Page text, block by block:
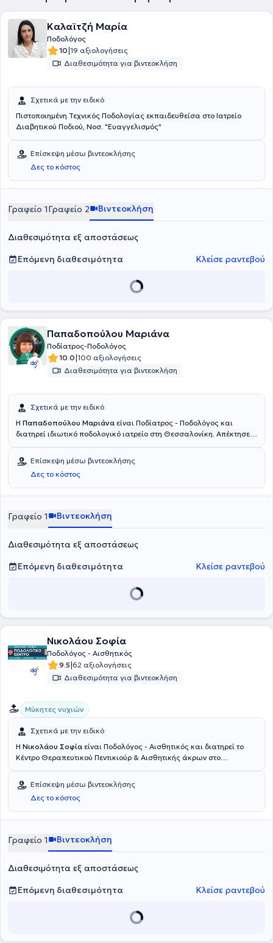
Καλαϊτζή Μαρία
Ποδολόγος
10|19 αξιολογήσεις
Διαθεσιμότητα για βιντεοκλήση
Σχετικά με την ειδικό
Πιστοποιημένη Τεχνικός Ποδολογίας εκπαιδευθείσα στο Ιατρείο
Διαβητικού Ποδιού, Νοσ. "Ευαγγελισμός"
Επίσκεψη μέσω βιντεοκλήσης
Δες το κόστος
Γραφείο 1Γραφείο 2 Βιντεοκλήση
Διαθεσιμότητα εξ αποστάσεως
Επόμενη διαθεσιμότητα
Κλείσε ραντεβού
Παπαδοπούλου Μαριάνα
Ποδίατρος-Ποδολόγος
10.0|100 αξιολογήσεις
Διαθεσιμότητα για βιντεοκλήση
Σχετικά με την ειδικό
Η Παπαδοπούλου Μαριάνα είναι Ποδίατρος - Ποδολόγος και
διατηρεί ιδιωτικό ποδολογικό ιατρείο στη Θεσσαλονίκη. Απέκτησε
από το QUEEN MARGARET UNIVERSITY και είναι μεταπτυχιακός
φοιτητής στην εμβιομηχανική. Συνεργάστηκε με την χειρουργική
κλινική του Γενικού Νοσοκομείου Κιλκίς. Έχει συμμετάσχει σε
πολυάριθμα συνέδρια και είναι μέλος του Ελληνικού Συλλόγου
Health and Care Professions Council.
Επίσκεψη μέσω βιντεοκλήσης
Δες το κόστος
Γραφείο 1 Βιντεοκλήση
Διαθεσιμότητα εξ αποστάσεως
Επόμενη διαθεσιμότητα
Κλείσε ραντεβού
Νικολάου Σοφία
Ποδολόγος - Αισθητικός
9.5|62 αξιολογήσεις
Διαθεσιμότητα για βιντεοκλήση
Μύκητες νυχιών
Σχετικά με την ειδικό
Η Νικολάου Σοφία είναι Ποδολόγος - Αισθητικός και διατηρεί το
Κέντρο Θεραπευτικού Πεντικιούρ & Αισθητικής άκρων στο
Ποδολογίας και Αισθητικής Άκρων και προσφέρει στους ασθενείς
υπηρεσίες Συμβουλευτικής, Διάγνωσης και Θεραπείας παθήσεων
των Κάτω Ακρων, Νυχιών και Πελμάτων. Απευθύνεται σε όλους
τους ανθρώπους που μπορεί να πάσχουν από κάποια πάθηση ή
ομάδες των ανθρώπων εκείνες, που λόγω κινητικών προβλημάτων,
εγκυμοσύνης ή προχωρημένης ηλικίας δυσκολεύονται από τη
σημειωθεί πως παρέχεται η δυνατότητα και για κατ' οίκον
Επίσκεψη μέσω βιντεοκλήσης
Δες το κόστος
Γραφείο 1 Βιντεοκλήση
Διαθεσιμότητα εξ αποστάσεως
Επόμενη διαθεσιμότητα
Κλείσε ραντεβού